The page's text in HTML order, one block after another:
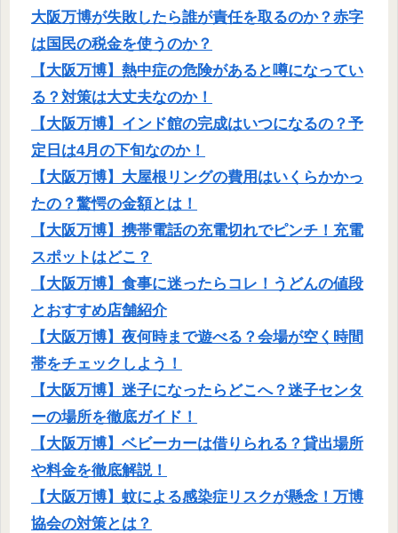
大阪万博が失敗したら誰が責任を取るのか？赤字
は国民の税金を使うのか？
【大阪万博】熱中症の危険があると噂になってい
る？対策は大丈夫なのか！
【大阪万博】インド館の完成はいつになるの？予
定日は4月の下旬なのか！
【大阪万博】大屋根リングの費用はいくらかかっ
たの？驚愕の金額とは！
【大阪万博】携帯電話の充電切れでピンチ！充電
スポットはどこ？
【大阪万博】食事に迷ったらコレ！うどんの値段
とおすすめ店舗紹介
【大阪万博】夜何時まで遊べる？会場が空く時間
帯をチェックしよう！
【大阪万博】迷子になったらどこへ？迷子センタ
ーの場所を徹底ガイド！
【大阪万博】ベビーカーは借りられる？貸出場所
や料金を徹底解説！
【大阪万博】蚊による感染症リスクが懸念！万博
協会の対策とは？